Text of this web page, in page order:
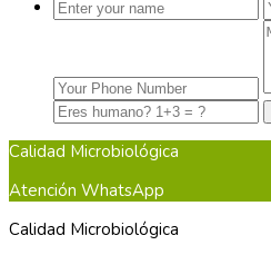
Calidad Microbiológica
Atención WhatsApp
Calidad Microbiológica